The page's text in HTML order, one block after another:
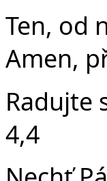
Ten, od
Amen,
Radujte
4,4